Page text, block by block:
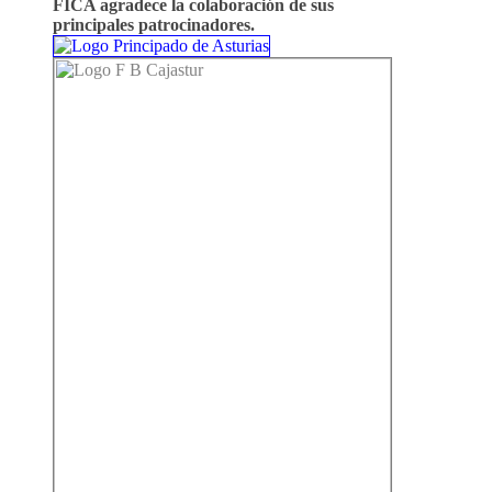
FICA agradece la colaboración de sus
principales patrocinadores.